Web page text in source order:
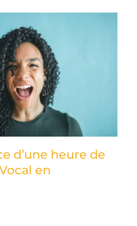
d’une heure de
en